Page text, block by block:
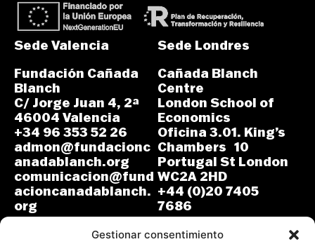
Gestionar consentimiento
Sede Valencia
Fundación Cañada
Blanch
C/ Jorge Juan 4, 2ª
46004 Valencia
+34 96 353 52 26
admon@fundacionc
anadablanch.org
comunicacion@fund
acioncanadablanch.
org
Sede Londres
Cañada Blanch
Centre
London School of
Economics
Oficina 3.01. King’s
Chambers 10
Portugal St London
WC2A 2HD
+44 (0)20 7405
7686
m.osuna-
vergara@lse.ac.uk